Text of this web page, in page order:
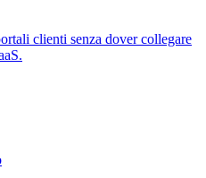
clienti senza dover collegare